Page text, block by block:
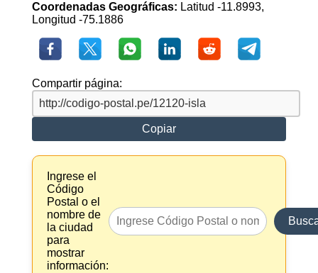
Coordenadas Geográficas: Latitud -11.8993,
Longitud -75.1886
Compartir página:
Copiar
Ingrese el
Código
Postal o el
nombre de
la ciudad
para
mostrar
información: